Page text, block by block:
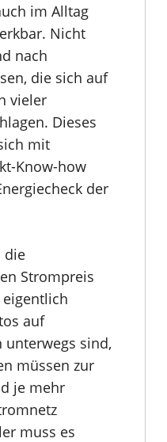
im Alltag
Nicht
nach
die sich auf
vieler
Dieses
mit
Know-how
der
die
Strompreis
eigentlich
auf
unterwegs sind,
müssen zur
je mehr
muss es